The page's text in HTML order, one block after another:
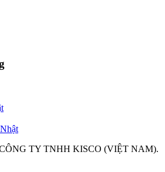
TY TNHH KISCO (VIỆT NAM).